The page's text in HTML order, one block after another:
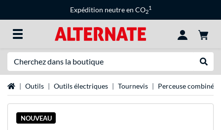
Expédition neutre en CO2
1
Page d'accueil
Outils Outils électriques Tournevis Perceuse combinée
NOUVEAU